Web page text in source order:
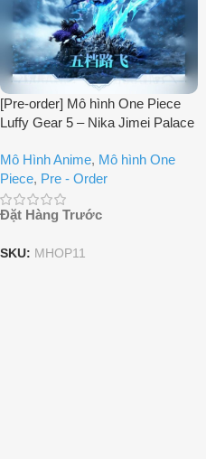
[Pre-order] Mô hình One Piece
Luffy Gear 5 – Nika Jimei Palace
Mô Hình Anime, Mô hình One
Piece, Pre - Order
Đặt Hàng Trước
SKU: MHOP11